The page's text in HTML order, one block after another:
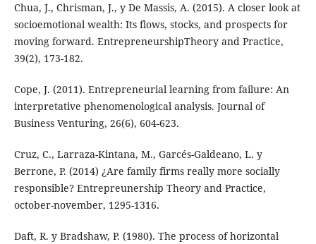
Chua, J., Chrisman, J., y De Massis, A. (2015). A closer look at
socioemotional wealth: Its flows, stocks, and prospects for
moving forward. EntrepreneurshipTheory and Practice,
39(2), 173-182.
Cope, J. (2011). Entrepreneurial learning from failure: An
interpretative phenomenological analysis. Journal of
Business Venturing, 26(6), 604-623.
Cruz, C., Larraza-Kintana, M., Garcés-Galdeano, L. y
Berrone, P. (2014) ¿Are family firms really more socially
responsible? Entrepreunership Theory and Practice,
october-november, 1295-1316.
Daft, R. y Bradshaw, P. (1980). The process of horizontal